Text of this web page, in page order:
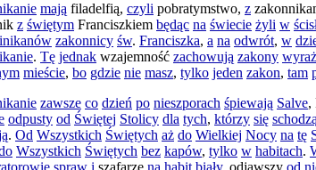
mają filadelfią, czyli pobratymstwo, z
z świętym Franciszkiem będąc na świecie żyli w
zakonnicy św. Franciszka, a na odwrót, w
. Tę jednak wzajemność zachowują zakony
mieście, bo gdzie nie masz, tylko jeden zakon, tam
zawsze co dzień po nieszporach śpiewają Salve,
odpusty od Świętej Stolicy dla tych, którzy się schodzą
. Od Wszystkich Świętych aż do Wielkiej Nocy na tę
Wszystkich Świętych bez kapów, tylko w habitach.